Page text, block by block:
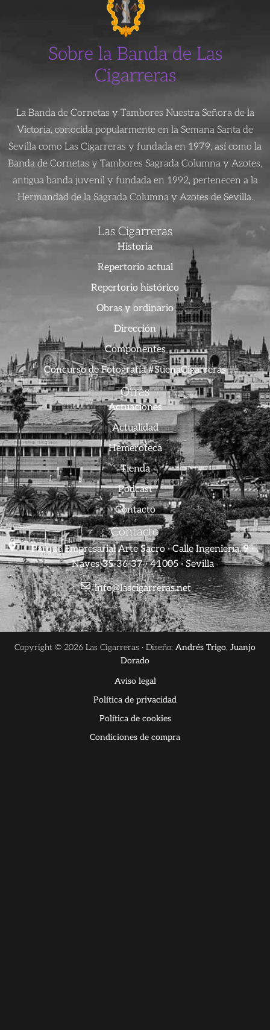
Sobre la Banda de Las
Cigarreras
La Banda de Cornetas y Tambores Nuestra Señora de la
Victoria, conocida popularmente en la Semana Santa de
Sevilla como Las Cigarreras y fundada en 1979, así como la
Banda de Cornetas y Tambores Sagrada Columna y Azotes,
antigua banda juvenil y fundada en 1992, pertenecen a la
Hermandad de la Sagrada Columna y Azotes de Sevilla.
Las Cigarreras
Historia
Repertorio actual
Repertorio histórico
Obras y ordinario
Dirección
Componentes
Concurso de Fotografía #SuenaCigarreras
Otras
Actuaciones
Actualidad
Hemeroteca
Tienda
Podcast
Contacto
Contacto
Parque Empresarial Arte Sacro · Calle Ingeniería, 9 ·
Naves 35-36-37 · 41005 · Sevilla
info@lascigarreras.net
Copyright © 2026 Las Cigarreras · Diseño: Andrés Trigo, Juanjo
Dorado
Aviso legal
Política de privacidad
Política de cookies
Condiciones de compra